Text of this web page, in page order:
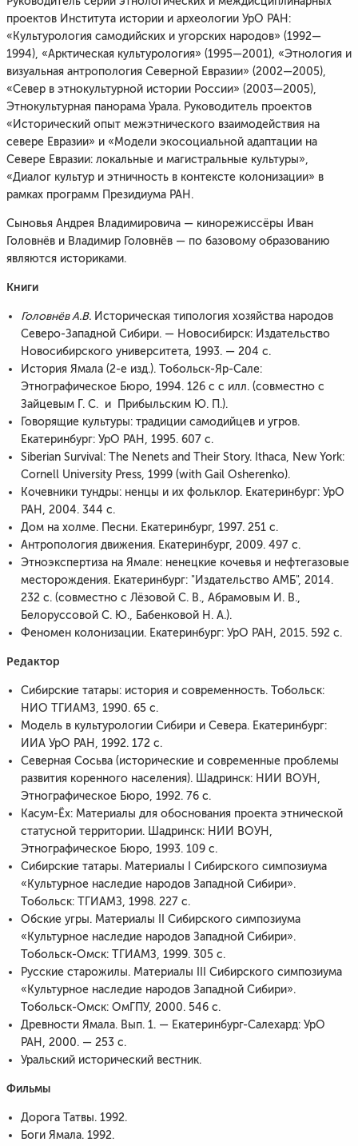
проектов Института истории и археологии УрО РАН:
«Культурология самодийских и угорских народов» (1992—
1994), «Арктическая культурология» (1995—2001), «Этнология и
визуальная антропология Северной Евразии» (2002—2005),
«Север в этнокультурной истории России» (2003—2005),
Этнокультурная панорама Урала. Руководитель проектов
«Исторический опыт межэтнического взаимодействия на
севере Евразии» и «Модели экосоциальной адаптации на
Севере Евразии: локальные и магистральные культуры»,
«Диалог культур и этничность в контексте колонизации» в
рамках программ Президиума РАН.
Сыновья Андрея Владимировича — кинорежиссёры Иван
Головнёв и Владимир Головнёв — по базовому образованию
являются историками.
Книги
Головнёв А.В.Историческая типология хозяйства народов
Северо-Западной Сибири. — Новосибирск: Издательство
Новосибирского университета, 1993. — 204 с.
История Ямала (2-е изд.). Тобольск-Яр-Сале:
Этнографическое Бюро, 1994. 126 с с илл. (совместно с
Зайцевым Г. С. и Прибыльским Ю. П.).
Говорящие культуры: традиции самодийцев и угров.
Екатеринбург: УрО РАН, 1995. 607 с.
Siberian Survival: The Nenets and Their Story. Ithaca, New York:
Cornell University Press, 1999 (with Gail Osherenko).
Кочевники тундры: ненцы и их фольклор. Екатеринбург: УрО
РАН, 2004. 344 с.
Дом на холме. Песни. Екатеринбург, 1997. 251 с.
Антропология движения. Екатеринбург, 2009. 497 с.
Этноэкспертиза на Ямале: ненецкие кочевья и нефтегазовые
месторождения. Екатеринбург: "Издательство АМБ", 2014.
232 с. (совместно с Лёзовой С. В., Абрамовым И. В.,
Белоруссовой С. Ю., Бабенковой Н. А.).
Феномен колонизации. Екатеринбург: УрО РАН, 2015. 592 с.
Редактор
Сибирские татары: история и современность. Тобольск:
НИО ТГИАМЗ, 1990. 65 с.
Модель в культурологии Сибири и Севера. Екатеринбург:
ИИА УрО РАН, 1992. 172 с.
Северная Сосьва (исторические и современные проблемы
развития коренного населения). Шадринск: НИИ ВОУН,
Этнографическое Бюро, 1992. 76 с.
Касум-Ёх: Материалы для обоснования проекта этнической
статусной территории. Шадринск: НИИ ВОУН,
Этнографическое Бюро, 1993. 109 с.
Сибирские татары. Материалы I Сибирского симпозиума
«Культурное наследие народов Западной Сибири».
Тобольск: ТГИАМЗ, 1998. 227 с.
Обские угры. Материалы II Сибирского симпозиума
«Культурное наследие народов Западной Сибири».
Тобольск-Омск: ТГИАМЗ, 1999. 305 с.
Русские старожилы. Материалы III Сибирского симпозиума
«Культурное наследие народов Западной Сибири».
Тобольск-Омск: ОмГПУ, 2000. 546 с.
Древности Ямала. Вып. 1. — Екатеринбург-Салехард: УрО
РАН, 2000. — 253 с.
Уральский исторический вестник.
Фильмы
Дорога Татвы. 1992.
Боги Ямала. 1992.